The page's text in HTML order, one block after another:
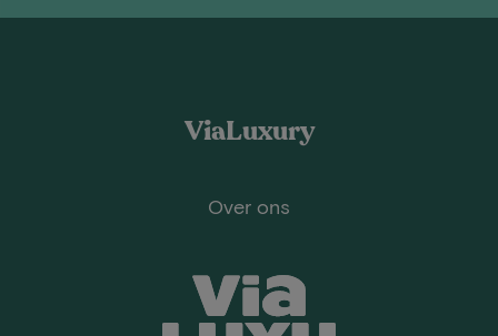
ViaLuxury
Over ons